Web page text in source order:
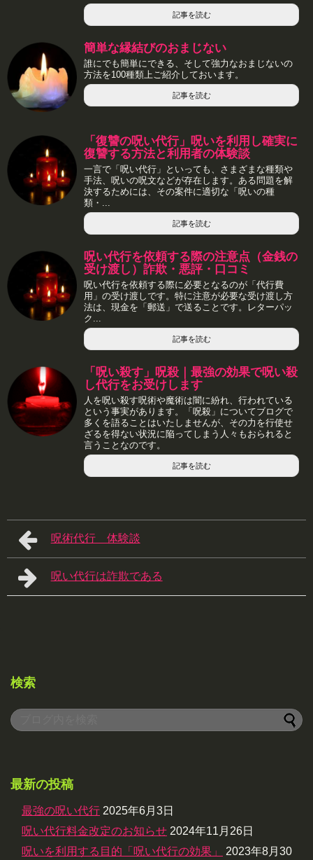
記事を読む
簡単な縁結びのおまじない
誰にでも簡単にできる、そして強力なおまじないの
方法を100種類上ご紹介しておいます。
記事を読む
「復讐の呪い代行」呪いを利用し確実に
復讐する方法と利用者の体験談
一言で「呪い代行」といっても、さまざまな種類や
手法、呪いの呪文などが存在します。ある問題を解
決するためには、その案件に適切な「呪いの種
類・...
記事を読む
呪い代行を依頼する際の注意点（金銭の
受け渡し）詐欺・悪評・口コミ
呪い代行を依頼する際に必要となるのが「代行費
用」の受け渡しです。特に注意が必要な受け渡し方
法は、現金を「郵送」で送ることです。レターパッ
ク...
記事を読む
「呪い殺す」呪殺｜最強の効果で呪い殺
し代行をお受けします
人を呪い殺す呪術や魔術は闇に紛れ、行われている
という事実があります。「呪殺」についてブログで
多くを語ることはいたしませんが、その力を行使せ
ざるを得ない状況に陥ってしまう人々もおられると
言うことなのです。
記事を読む
呪術代行 体験談
呪い代行は詐欺である
検索
最新の投稿
最強の呪い代行 2025年6月3日
呪い代行料金改定のお知らせ 2024年11月26日
呪いを利用する目的「呪い代行の効果」
2023年8月30